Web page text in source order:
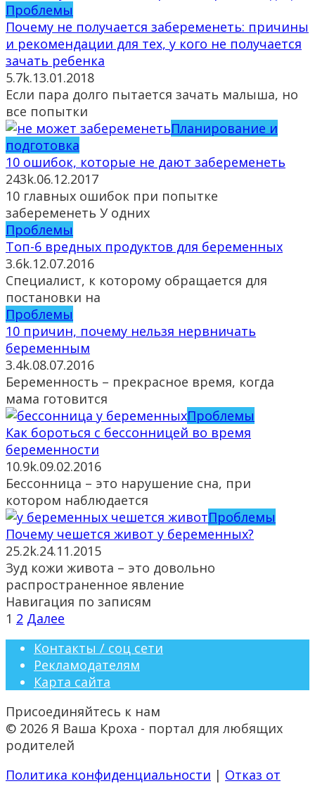
Проблемы
Почему не получается забеременеть: причины
и рекомендации для тех, у кого не получается
зачать ребенка
5.7k.13.01.2018
Если пара долго пытается зачать малыша, но
все попытки
Планирование и
подготовка
10 ошибок, которые не дают забеременеть
243k.06.12.2017
10 главных ошибок при попытке
забеременеть У одних
Проблемы
Топ-6 вредных продуктов для беременных
3.6k.12.07.2016
Специалист, к которому обращается для
постановки на
Проблемы
10 причин, почему нельзя нервничать
беременным
3.4k.08.07.2016
Беременность – прекрасное время, когда
мама готовится
Проблемы
Как бороться с бессонницей во время
беременности
10.9k.09.02.2016
Бессонница – это нарушение сна, при
котором наблюдается
Проблемы
Почему чешется живот у беременных?
25.2k.24.11.2015
Зуд кожи живота – это довольно
распространенное явление
Навигация по записям
1 2 Далее
Контакты / соц сети
Рекламодателям
Карта сайта
Присоединяйтесь к нам
© 2026 Я Ваша Кроха - портал для любящих
родителей
Политика конфиденциальности | Отказ от